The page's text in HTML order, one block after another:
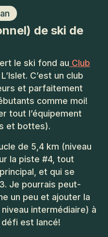
de ski de
le ski fond au Club
L’Islet. C’est un club
et parfaitement
comme moi!
tout l’équipement
et bottes).
de 5,4 km (niveau
la piste #4, tout
et qui se
Je pourrais peut-
un peu et ajouter la
intermédiaire) à
est lancé!